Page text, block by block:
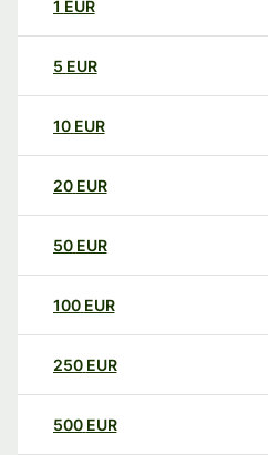
1 EUR
5 EUR
10 EUR
20 EUR
50 EUR
100 EUR
250 EUR
500 EUR